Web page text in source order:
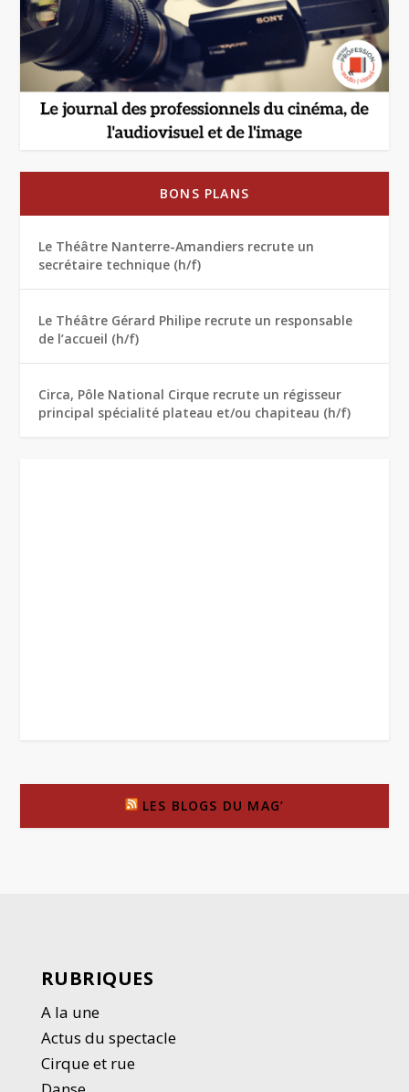
BONS PLANS
Le Théâtre Nanterre-Amandiers recrute un
secrétaire technique (h/f)
Le Théâtre Gérard Philipe recrute un responsable
de l’accueil (h/f)
Circa, Pôle National Cirque recrute un régisseur
principal spécialité plateau et/ou chapiteau (h/f)
LES BLOGS DU MAG’
RUBRIQUES
A la une
Actus du spectacle
Cirque et rue